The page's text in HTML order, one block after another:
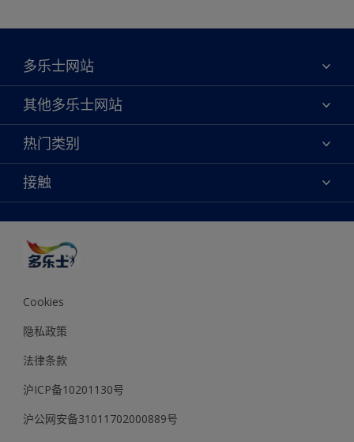
多乐士网站
关于我们
联系我们
查找店铺
绿色工厂
其他多乐士网站
焕新服务
多乐士专业
天猫官方旗舰店
抖音官方旗舰店
热门类别
颜色
产品
创意灵感
装修建议
可持续发展
多乐士2025年度色彩 - 金盏黄
接触
颜色准确性
Cookies
隐私政策
法律条款
沪ICP备10201130号
沪公网安备31011702000889号